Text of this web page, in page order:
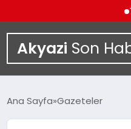
Akyazi Son
SIYASET
Ana Sayfa Gazeteler